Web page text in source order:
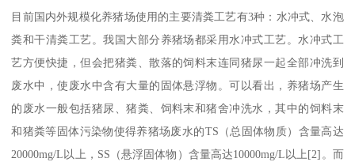
目前国内外规模化养猪场使用的主要清粪工艺有3种：水冲式、水泡
粪和干清粪工艺。我国大部分养猪场都采用水冲式工艺。水冲式工
艺方便快捷，但会把猪粪、散落的饲料末连同猪尿一起全部冲洗到
废水中，使废水中含有大量的固体悬浮物。可以看出，养猪场产生
的废水一般包括猪尿、猪粪、饲料末和猪舍冲洗水，其中的饲料末
和猪粪等固体污染物使得养猪场废水的TS（总固体物质）含量高达
20000mg/L以上，SS（悬浮固体物）含量高达10000mg/L以上[2]。而